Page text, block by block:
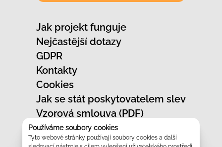
Používáme soubory cookies
Tyto webové stránky používají soubory cookies a další
Jak projekt funguje
Nejčastější dotazy
GDPR
Kontakty
Cookies
Jak se stát poskytovatelem slev
Vzorová smlouva (PDF)
Jak označit provozovnu
Vzhled slevových karet